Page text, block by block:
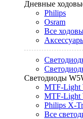
Дневные
Philips
Osram
Все
Светодиоды
MTF-Light
MTF-Light
Philips X-
Все